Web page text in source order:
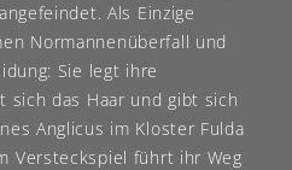
Als Einzige
Normannenüberfall und
Sie legt ihre
sich das Haar und gibt sich
Anglicus im Kloster Fulda
Versteckspiel führt ihr Weg